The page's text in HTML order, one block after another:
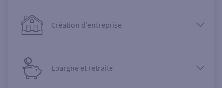
Création d’entreprise
Epargne et retraite